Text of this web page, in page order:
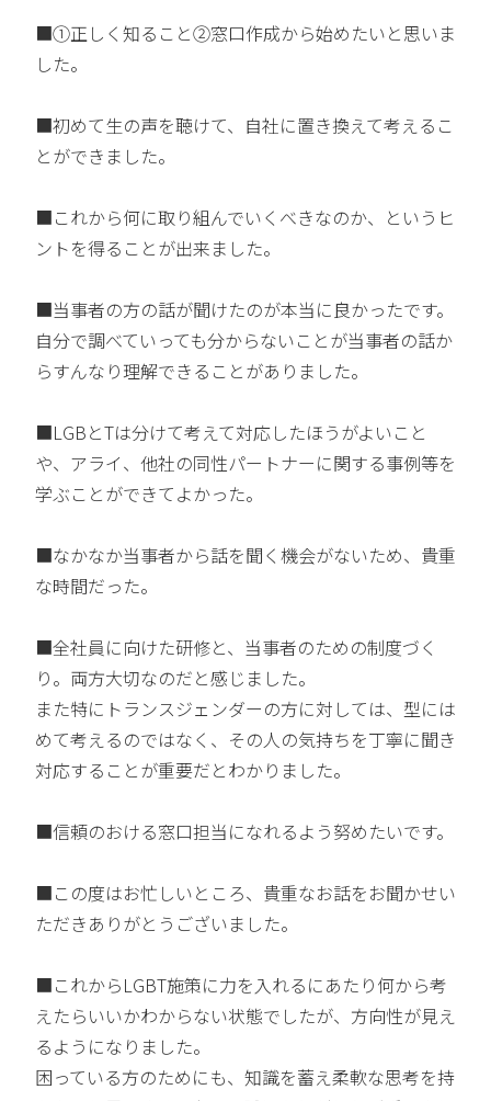
■①正しく知ること②窓口作成から始めたいと思いま
した。
■初めて生の声を聴けて、自社に置き換えて考えるこ
とができました。
■これから何に取り組んでいくべきなのか、というヒ
ントを得ることが出来ました。
■当事者の方の話が聞けたのが本当に良かったです。
自分で調べていっても分からないことが当事者の話か
らすんなり理解できることがありました。
■LGBとTは分けて考えて対応したほうがよいこと
や、アライ、他社の同性パートナーに関する事例等を
学ぶことができてよかった。
■なかなか当事者から話を聞く機会がないため、貴重
な時間だった。
■全社員に向けた研修と、当事者のための制度づく
り。両方大切なのだと感じました。
また特にトランスジェンダーの方に対しては、型には
めて考えるのではなく、その人の気持ちを丁寧に聞き
対応することが重要だとわかりました。
■信頼のおける窓口担当になれるよう努めたいです。
■この度はお忙しいところ、貴重なお話をお聞かせい
ただきありがとうございました。
■これからLGBT施策に力を入れるにあたり何から考
えたらいいかわからない状態でしたが、方向性が見え
るようになりました。
困っている方のためにも、知識を蓄え柔軟な思考を持